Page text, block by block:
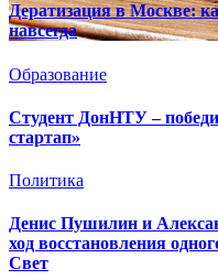
Дератизация в Москве:
навсегда
Образование
Студент ДонНТУ –
стартап»
Политика
Денис Пушилин и
ход восстановления
Свет